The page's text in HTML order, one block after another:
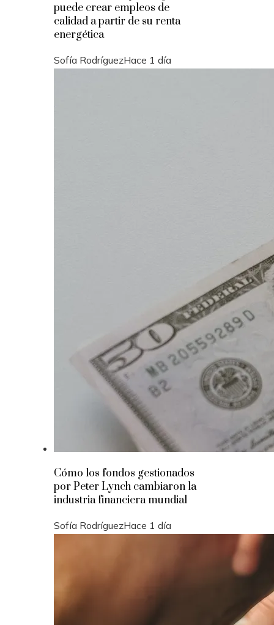
puede crear empleos de
calidad a partir de su renta
energética
Sofía RodríguezHace 1 día
Cómo los fondos gestionados
por Peter Lynch cambiaron la
industria financiera mundial
Sofía RodríguezHace 1 día